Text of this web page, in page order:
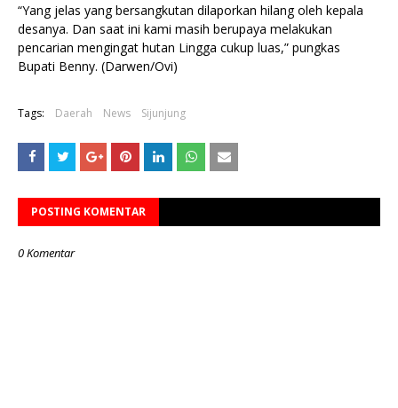
“Yang jelas yang bersangkutan dilaporkan hilang oleh kepala
desanya. Dan saat ini kami masih berupaya melakukan
pencarian mengingat hutan Lingga cukup luas,” pungkas
Bupati Benny. (Darwen/Ovi)
Tags: Daerah News Sijunjung
POSTING KOMENTAR
0 Komentar